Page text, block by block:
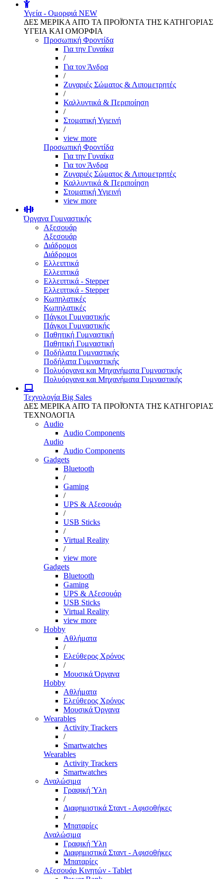
Υγεία - Ομορφιά NEW
ΔΕΣ ΜΕΡΙΚΑ ΑΠΌ ΤΑ ΠΡΟΪΌΝΤΑ ΤΗΣ ΚΑΤΗΓΟΡΙΑΣ
ΥΓΕΙΑ ΚΑΙ ΟΜΟΡΦΙΑ
Προσωπική Φροντίδα
Για την Γυναίκα
/
Για τον Άνδρα
/
Ζυγαριές Σώματος & Λιπομετρητές
/
Καλλυντικά & Περιποίηση
/
Στοματική Υγιεινή
/
view more
Προσωπική Φροντίδα
Για την Γυναίκα
Για τον Άνδρα
Ζυγαριές Σώματος & Λιπομετρητές
Καλλυντικά & Περιποίηση
Στοματική Υγιεινή
view more
Όργανα Γυμναστικής
Αξεσουάρ
Αξεσουάρ
Διάδρομοι
Διάδρομοι
Ελλειπτικά
Ελλειπτικά
Ελλειπτικά - Stepper
Ελλειπτικά - Stepper
Κωπηλατικές
Κωπηλατικές
Πάγκοι Γυμναστικής
Πάγκοι Γυμναστικής
Παθητική Γυμναστική
Παθητική Γυμναστική
Ποδήλατα Γυμναστικής
Ποδήλατα Γυμναστικής
Πολυόργανα και Μηχανήματα Γυμναστικής
Πολυόργανα και Μηχανήματα Γυμναστικής
Τεχνολογία Big Sales
ΔΕΣ ΜΕΡΙΚΑ ΑΠΌ ΤΑ ΠΡΟΪΌΝΤΑ ΤΗΣ ΚΑΤΗΓΟΡΙΑΣ
ΤΕΧΝΟΛΟΓΙΑ
Audio
Audio Components
Audio
Audio Components
Gadgets
Bluetooth
/
Gaming
/
UPS & Αξεσουάρ
/
USB Sticks
/
Virtual Reality
/
view more
Gadgets
Bluetooth
Gaming
UPS & Αξεσουάρ
USB Sticks
Virtual Reality
view more
Hobby
Αθλήματα
/
Ελεύθερος Χρόνος
/
Μουσικά Όργανα
Hobby
Αθλήματα
Ελεύθερος Χρόνος
Μουσικά Όργανα
Wearables
Activity Trackers
/
Smartwatches
Wearables
Activity Trackers
Smartwatches
Αναλώσιμα
Γραφική Ύλη
/
Διαφημιστικά Σταντ - Αφισοθήκες
/
Μπαταρίες
Αναλώσιμα
Γραφική Ύλη
Διαφημιστικά Σταντ - Αφισοθήκες
Μπαταρίες
Αξεσουάρ Κινητών - Tablet